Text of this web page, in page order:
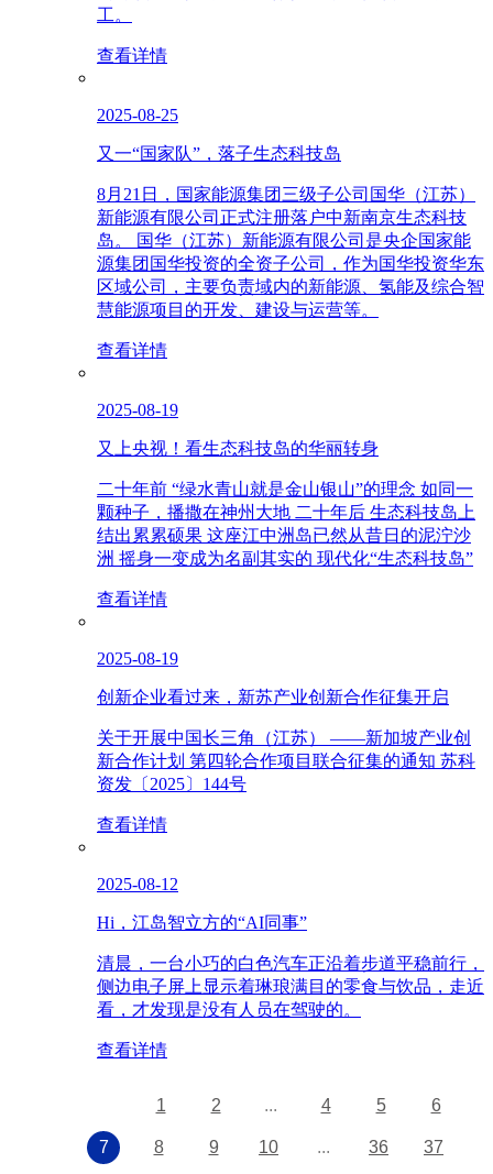
工。
查看详情
2025-08-25
又一“国家队”，落子生态科技岛
8月21日，国家能源集团三级子公司国华（江苏）
新能源有限公司正式注册落户中新南京生态科技
岛。 国华（江苏）新能源有限公司是央企国家能
源集团国华投资的全资子公司，作为国华投资华东
区域公司，主要负责域内的新能源、氢能及综合智
慧能源项目的开发、建设与运营等。
查看详情
2025-08-19
又上央视！看生态科技岛的华丽转身
二十年前 “绿水青山就是金山银山”的理念 如同一
颗种子，播撒在神州大地 二十年后 生态科技岛上
结出累累硕果 这座江中洲岛已然从昔日的泥泞沙
洲 摇身一变成为名副其实的 现代化“生态科技岛”
查看详情
2025-08-19
创新企业看过来，新苏产业创新合作征集开启
关于开展中国长三角（江苏） ——新加坡产业创
新合作计划 第四轮合作项目联合征集的通知 苏科
资发〔2025〕144号
查看详情
2025-08-12
Hi，江岛智立方的“AI同事”
清晨，一台小巧的白色汽车正沿着步道平稳前行，
侧边电子屏上显示着琳琅满目的零食与饮品，走近
看，才发现是没有人员在驾驶的。
查看详情
1 2 ... 4 5 6
7 8 9 10 ... 36 37